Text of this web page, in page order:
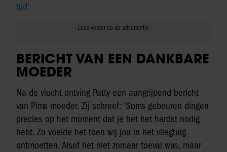
tijd’
BERICHT VAN EEN DANKBARE
MOEDER
Na de vlucht ontving Patty een aangrijpend bericht
van Pims moeder. Zij schreef: ‘Soms gebeuren dingen
precies op het moment dat je het het hardst nodig
hebt. Zo voelde het toen wij jou in het vliegtuig
ontmoetten. Alsof het niet zomaar toeval was, maar